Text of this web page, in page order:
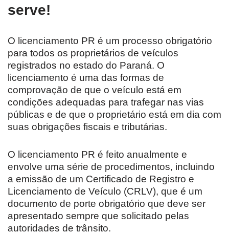
serve!
O licenciamento PR é um processo obrigatório
para todos os proprietários de veículos
registrados no estado do Paraná. O
licenciamento é uma das formas de
comprovação de que o veículo está em
condições adequadas para trafegar nas vias
públicas e de que o proprietário está em dia com
suas obrigações fiscais e tributárias.
O licenciamento PR é feito anualmente e
envolve uma série de procedimentos, incluindo
a emissão de um Certificado de Registro e
Licenciamento de Veículo (CRLV), que é um
documento de porte obrigatório que deve ser
apresentado sempre que solicitado pelas
autoridades de trânsito.